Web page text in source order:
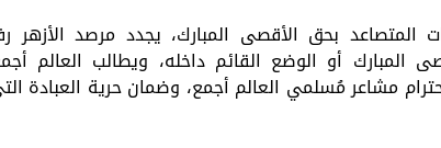
المتصاعد بحق الأقصى المبارك، يجدد مرصد الأزهر
المبارك أو الوضع القائم داخله، ويطالب
مشاعر مُسلمي العالم أجمع، وضمان حرية العبادة